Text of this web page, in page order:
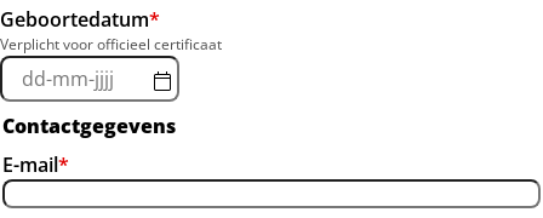
Geboortedatum*
Verplicht voor officieel certificaat
Contactgegevens
E-mail*